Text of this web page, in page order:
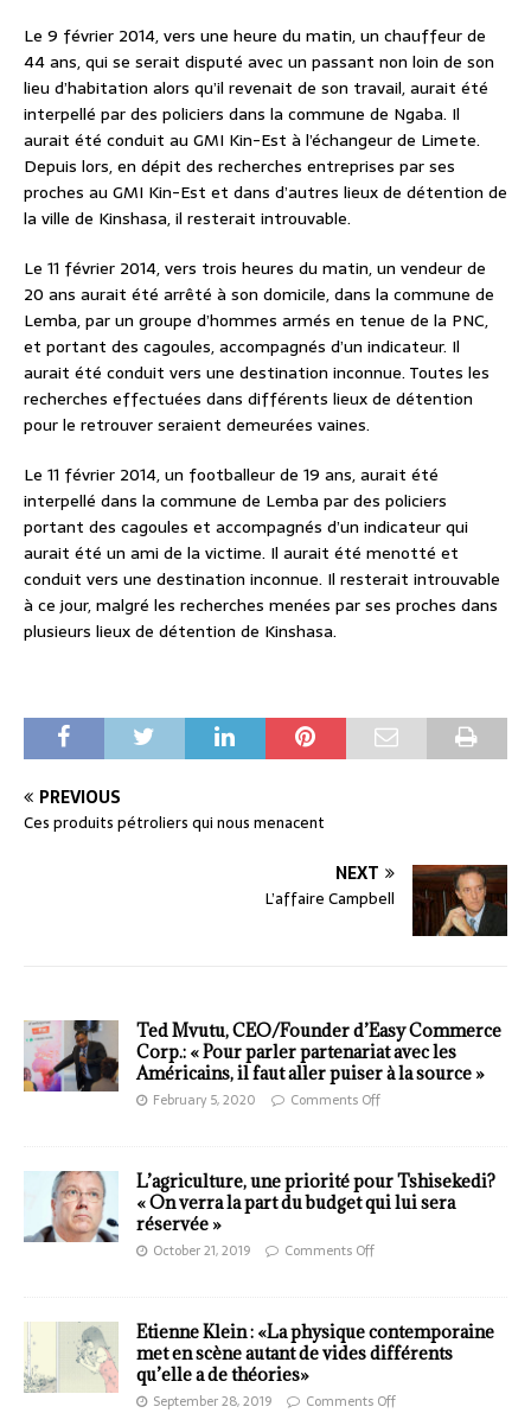
Le 9 février 2014, vers une heure du matin, un chauffeur de
44 ans, qui se serait disputé avec un passant non loin de son
lieu d’habitation alors qu’il revenait de son travail, aurait été
interpellé par des policiers dans la commune de Ngaba. Il
aurait été conduit au GMI Kin-Est à l’échangeur de Limete.
Depuis lors, en dépit des recherches entreprises par ses
proches au GMI Kin-Est et dans d’autres lieux de détention de
la ville de Kinshasa, il resterait introuvable.
Le 11 février 2014, vers trois heures du matin, un vendeur de
20 ans aurait été arrêté à son domicile, dans la commune de
Lemba, par un groupe d’hommes armés en tenue de la PNC,
et portant des cagoules, accompagnés d’un indicateur. Il
aurait été conduit vers une destination inconnue. Toutes les
recherches effectuées dans différents lieux de détention
pour le retrouver seraient demeurées vaines.
Le 11 février 2014, un footballeur de 19 ans, aurait été
interpellé dans la commune de Lemba par des policiers
portant des cagoules et accompagnés d’un indicateur qui
aurait été un ami de la victime. Il aurait été menotté et
conduit vers une destination inconnue. Il resterait introuvable
à ce jour, malgré les recherches menées par ses proches dans
plusieurs lieux de détention de Kinshasa.
PREVIOUS
Ces produits pétroliers qui nous menacent
NEXT
L’affaire Campbell
Ted Mvutu, CEO/Founder d’Easy Commerce
Corp.: « Pour parler partenariat avec les
Américains, il faut aller puiser à la source »
February 5, 2020 Comments Off
L’agriculture, une priorité pour Tshisekedi?
« On verra la part du budget qui lui sera
réservée »
October 21, 2019 Comments Off
Etienne Klein : «La physique contemporaine
met en scène autant de vides différents
qu’elle a de théories»
September 28, 2019 Comments Off